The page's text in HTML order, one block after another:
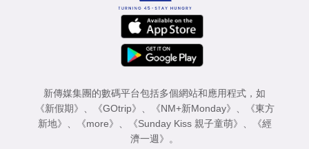
新傳媒集團的數碼平台包括多個網站和應用程式，如
《新假期》
《GOtrip》 《NM+新Monday》
《東方
新地》
《more》 《Sunday Kiss 親子童萌》
《經
濟一週》
。